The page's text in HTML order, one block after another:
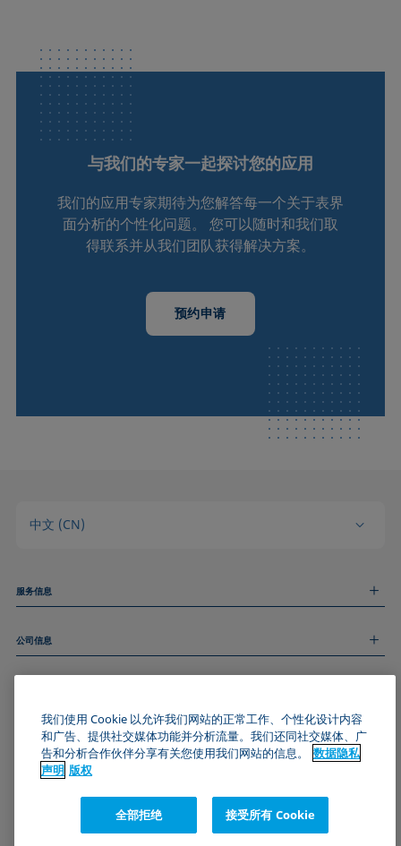
与我们的专家一起探讨您的应用
我们的应用专家期待为您解答每一个关于表界
面分析的个性化问题。 您可以随时和我们取
得联系并从我们团队获得解决方案。
预约申请
中文 (CN)
服务信息
技术服务
和我们取得联系
公司信息
关于我们
数据隐私声明
Cookie政策
订阅我们的新闻简报
加入KRÜSS社区
我们使用 Cookie 以允许我们网站的正常工作、个性化设计内容
和广告、提供社交媒体功能并分析流量。我们还同社交媒体、广
告和分析合作伙伴分享有关您使用我们网站的信息。
数据隐私
声明 版权
全部拒绝 接受所有 Cookie